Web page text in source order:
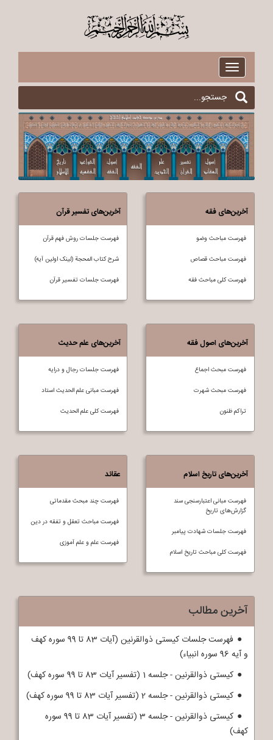
$
Toggle
navigation
آخرین‌های فقه
فهرست مباحث وضو
فهرست مباحث قصاص
فهرست کلی مباحث فقه
آخرین‌های اصول فقه
فهرست مبحث اجماع
فهرست مبحث شهرت
تراکم ظنون
آخرین‌های تاریخ اسلام
فهرست مبانی اعتبارسنجی سند
گزارش‌های تاریخ
فهرست جلسات شهادت پیامبر
فهرست کلی مباحث تاريخ اسلام
آخرین‌های تفسیر قرآن
فهرست جلسات روش فهم قرآن
شرح کتاب المحجة (لینک اولین آیه)
فهرست جلسات تفسير قرآن
آخرین‌های علم حدیث
فهرست جلسات رجال و درایه
فهرست مبانی علم الحدیث استاد
فهرست کلی علم الحديث
عقائد
فهرست چند مبحث مقدماتی
فهرست مباحث تعقل و تفقه در دين
فهرست علم و علم آموزی
آخرین مطالب
فهرست جلسات کیستی ذوالقرنین (آیات 83 تا 99 سوره کهف
و آیه 96 سوره انبیاء)
کیستی ذوالقرنین - جلسه 1 (تفسیر آیات 83 تا 99 سوره کهف)
کیستی ذوالقرنین - جلسه 2 (تفسیر آیات 83 تا 99 سوره کهف)
کیستی ذوالقرنین - جلسه 3 (تفسیر آیات 83 تا 99 سوره
کهف)